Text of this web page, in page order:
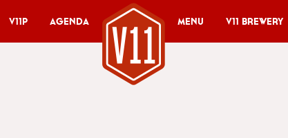
V11P Agenda Menu V11 Brewery